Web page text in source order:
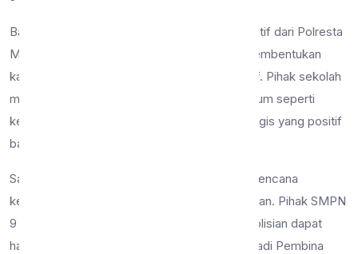
Bapak Bambang Suwaji menyambut baik inisiatif dari Polresta
Malang Kota ini. Beliau menekankan bahwa pembentukan
karakter siswa adalah tanggung jawab kolektif. Pihak sekolah
menyadari bahwa kehadiran figur otoritas hukum seperti
kepolisian dapat memberikan dampak psikologis yang positif
bagi kedisiplinan siswa.
Salah satu poin menarik yang dibahas adalah rencana
kerjasama lebih lanjut dalam kegiatan kesiswaan. Pihak SMPN
9 Malang berharap kedepannya anggota kepolisian dapat
hadir secara rutin, salah satunya dengan menjadi Pembina